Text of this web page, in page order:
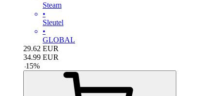
Steam
•
Sleutel
•
GLOBAL
29.62 EUR
34.99 EUR
-15%